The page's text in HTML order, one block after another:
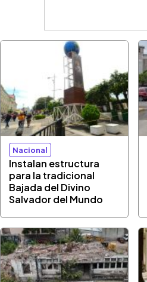
Nacional
Instalan estructura
para la tradicional
Bajada del Divino
Salvador del Mundo